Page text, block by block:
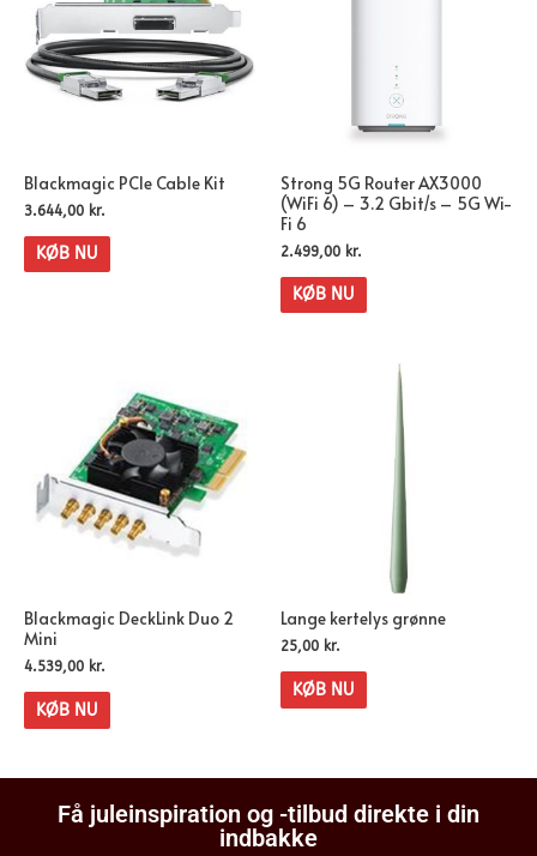
Blackmagic PCIe Cable Kit
3.644,00 kr.
KØB NU
Strong 5G Router AX3000
(WiFi 6) – 3.2 Gbit/s – 5G Wi-
Fi 6
2.499,00 kr.
KØB NU
Blackmagic DeckLink Duo 2
Mini
4.539,00 kr.
KØB NU
Lange kertelys grønne
25,00 kr.
KØB NU
Få juleinspiration og -tilbud direkte i din
indbakke